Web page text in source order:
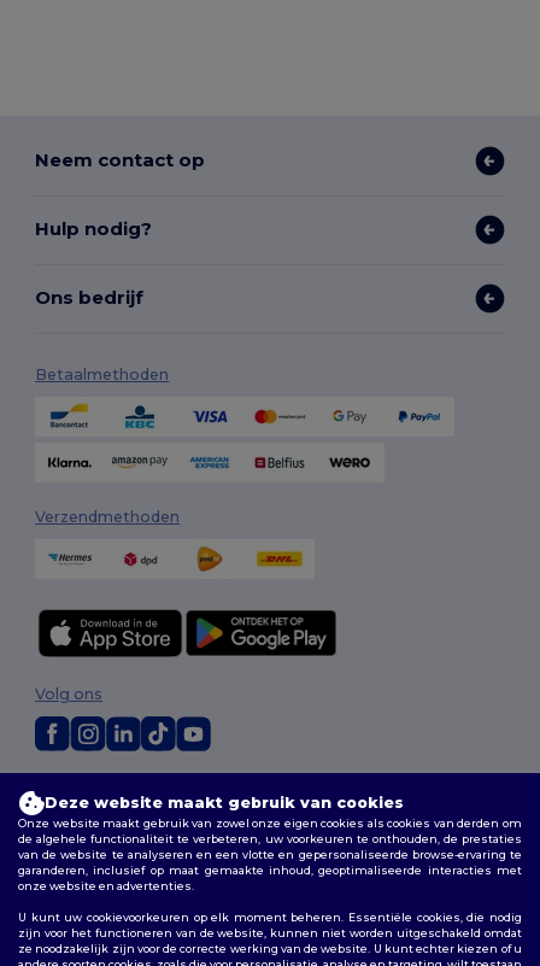
Neem contact op
Hulp nodig?
Ons bedrijf
Betaalmethoden
Verzendmethoden
Algemene voorwaarden|Aanpassingsbeleid|Privacybeleid
Cookiebeleid|Sitemap
Volg ons
Bruxelles |Anvers |Mortsel
Deze website maakt gebruik van cookies
Onze website maakt gebruik van zowel onze eigen cookies als cookies van derden om
de algehele functionaliteit te verbeteren, uw voorkeuren te onthouden, de prestaties
van de website te analyseren en een vlotte en gepersonaliseerde browse-ervaring te
garanderen, inclusief op maat gemaakte inhoud, geoptimaliseerde interacties met
onze website en advertenties.
U kunt uw cookievoorkeuren op elk moment beheren. Essentiële cookies, die nodig
zijn voor het functioneren van de website, kunnen niet worden uitgeschakeld omdat
ze noodzakelijk zijn voor de correcte werking van de website. U kunt echter kiezen of u